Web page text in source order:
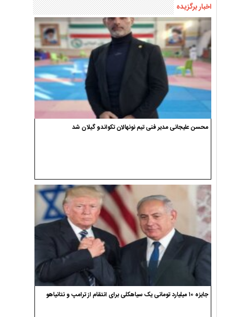
اخبار برگزیده
محسن علیجانی مدیر فنی تیم نونهالان تکواندو گیلان شد
جایزه ۱۰ میلیارد تومانی یک سیاهکلی برای انتقام از ترامپ و نتانیاهو